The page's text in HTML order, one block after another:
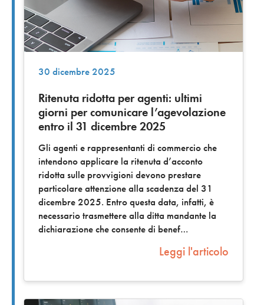
30 dicembre 2025
Ritenuta ridotta per agenti: ultimi
giorni per comunicare l’agevolazione
entro il 31 dicembre 2025
Gli agenti e rappresentanti di commercio che
intendono applicare la ritenuta d’acconto
ridotta sulle provvigioni devono prestare
particolare attenzione alla scadenza del 31
dicembre 2025. Entro questa data, infatti, è
necessario trasmettere alla ditta mandante la
dichiarazione che consente di benef
Leggi l'articolo